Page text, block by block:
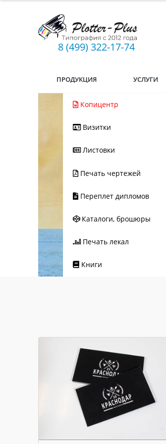
8 (499) 322-17-74
ПРОДУКЦИЯ УСЛУГИ
Копицентр
Визитки
Листовки
Печать чертежей
Переплет дипломов
Каталоги, брошюры
Печать лекал
Книги